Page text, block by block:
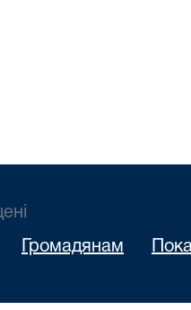
Громадянам